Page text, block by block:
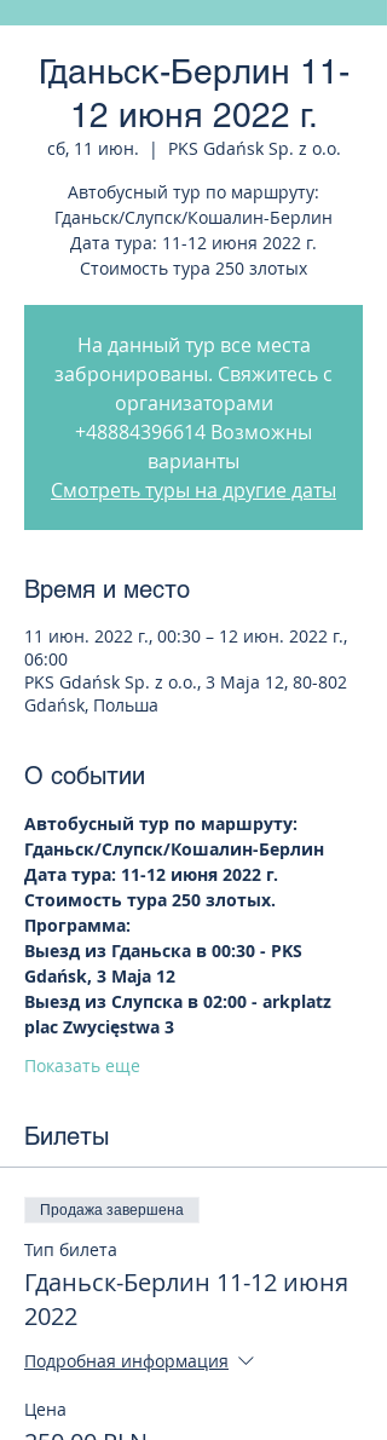
Гданьск-Берлин 11-
12 июня 2022 г.
сб, 11 июн.
  |
PKS Gdańsk Sp. z o.o.
Автобусный тур по маршруту:
Гданьск/Слупск/Кошалин-Берлин
Дата тура: 11-12 июня 2022 г.
Стоимость тура 250 злотых
На данный тур все места
забронированы. Свяжитесь с
организаторами
+48884396614 Возможны
варианты
Смотреть туры на другие даты
Время и место
11 июн. 2022 г., 00:30 – 12 июн. 2022 г.,
06:00
PKS Gdańsk Sp. z o.o., 3 Maja 12, 80-802
Gdańsk, Польша
О событии
Автобусный тур по маршруту:
Гданьск/Слупск/Кошалин-Берлин
Дата тура: 11-12 июня 2022 г.
Стоимость тура 250 злотых.
Программа:
Выезд из Гданьска в 00:30 - PKS
Gdańsk, 3 Maja 12
Выезд из Слупска в 02:00 - arkplatz
plac Zwycięstwa 3
Показать еще
Билеты
Продажа завершена
Тип билета
Гданьск-Берлин 11-12 июня
2022
Подробная информация
Цена